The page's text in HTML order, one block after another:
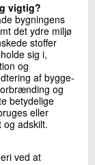
vigtig?
bygningens
det ydre miljø
stoffer
sig i,
og
af bygge-
og
betydelige
eller
og adskilt.
ved at